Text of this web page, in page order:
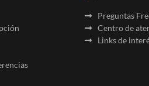
Preguntas
Centro de
Links de